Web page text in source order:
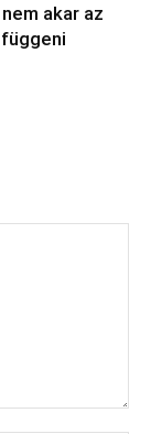
akar az